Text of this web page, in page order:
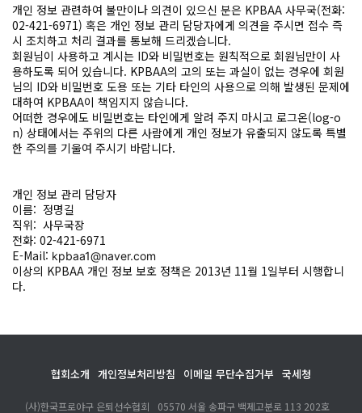
개인 정보 관련하여 불만이나 의견이 있으신 분은 KPBAA 사무국(전화:
02-421-6971) 혹은 개인 정보 관리 담당자에게 의견을 주시면 접수 즉
시 조치하고 처리 결과를 통보해 드리겠습니다.
회원님이 사용하고 계시는 ID와 비밀번호는 원칙적으로 회원님만이 사
용하도록 되어 있습니다. KPBAA의 고의 또는 과실이 없는 경우에 회원
님의 ID와 비밀번호 도용 또는 기타 타인의 사용으로 의해 발생된 문제에
대하여 KPBAA이 책임지지 않습니다.
어떠한 경우에도 비밀번호는 타인에게 알려 주지 마시고 로그온(log-o
n) 상태에서는 주위의 다른 사람에게 개인 정보가 유출되지 않도록 특별
한 주의를 기울여 주시기 바랍니다.
개인 정보 관리 담당자
이름: 정명길
직위: 사무국장
전화: 02-421-6971
E-Mail: kpbaa1@naver.com
이상의 KPBAA 개인 정보 보호 정책은 2013년 11월 1일부터 시행합니
다.
협회소개 개인정보처리방침 이메일 무단수집거부 국세청
(사)한국프로야구 은퇴선수협회 05570 서울 송파구 백제고분로 113 202호